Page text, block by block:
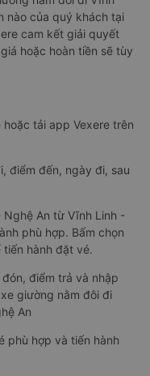
nào của quý khách tại
cam kết giải quyết
hoặc hoàn tiền sẽ tùy
tải app Vexere trên
điểm đến, ngày đi, sau
Nghệ An từ Vĩnh Linh -
phù hợp. Bấm chọn
hành đặt vé.
điểm trả và nhập
giường nằm đôi đi
An
phù hợp và tiến hành